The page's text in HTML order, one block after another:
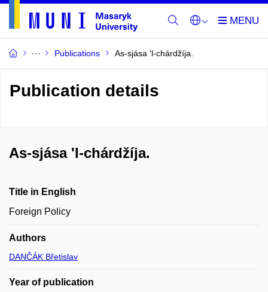
Publications As-sjása 'l-chárdžíja.
Publication details
As-sjása 'l-chárdžíja.
Title in English
Foreign Policy
Authors
DANČÁK Břetislav
Year of publication